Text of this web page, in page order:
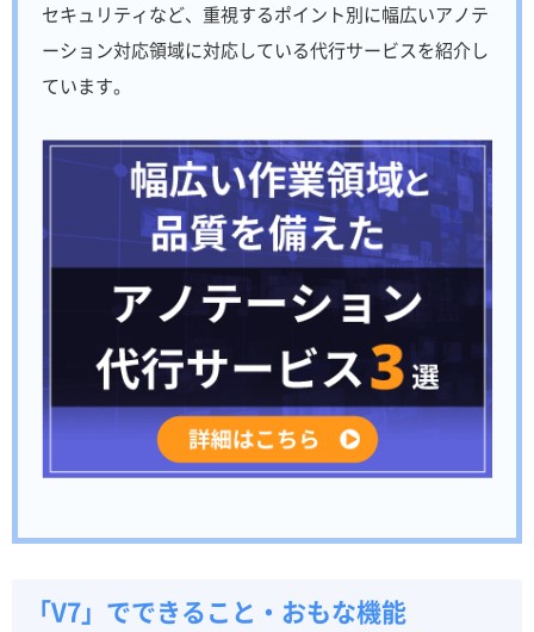
セキュリティなど、重視するポイント別に幅広いアノテ
ーション対応領域に対応している代行サービスを紹介し
ています。
「V7」でできること・おもな機能